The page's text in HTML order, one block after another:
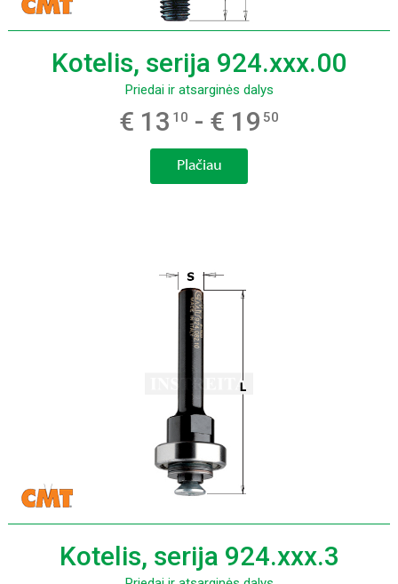
Kotelis, serija 924.xxx.00
Priedai ir atsarginės dalys
€ 13 10 - € 19 50
Plačiau
Kotelis, serija 924.xxx.3